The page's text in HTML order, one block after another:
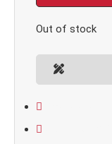
Out of stock